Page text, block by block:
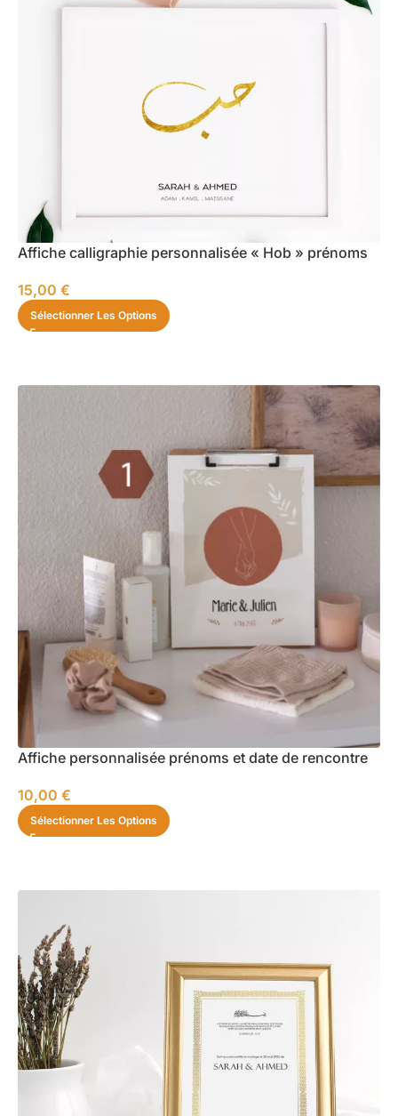
Affiche calligraphie personnalisée « Hob » prénoms
15,00 €
Sélectionner Les Options
Affiche personnalisée prénoms et date de rencontre
10,00 €
Sélectionner Les Options